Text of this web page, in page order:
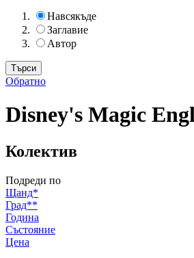
Навсякъде
Заглавие
Автор
Обратно
Disney's Magic
Колектив
Подреди по
Щанд*
Град**
Година
Състояние
Цена